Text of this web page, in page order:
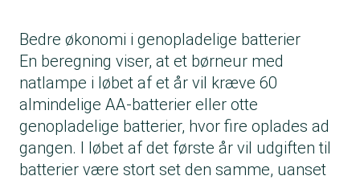
Bedre økonomi i genopladelige batterier
En beregning viser, at et børneur med
natlampe i løbet af et år vil kræve 60
almindelige AA-batterier eller otte
genopladelige batterier, hvor fire oplades ad
gangen. I løbet af det første år vil udgiften til
batterier være stort set den samme, uanset